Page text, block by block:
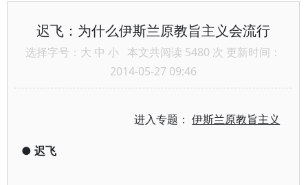
迟飞：为什么伊斯兰原教旨主义会流行
选择字号： 大 中 小 本文共阅读 5480 次 更新时间：
2014-05-27 09:46
进入专题：伊斯兰原教旨主义
● 迟飞